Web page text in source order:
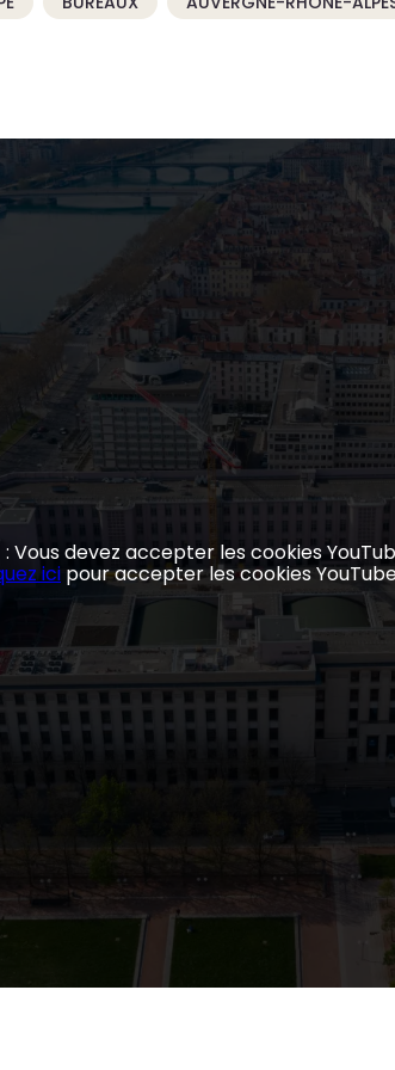
: Vous devez accepter les cookies
ici pour accepter les cookies